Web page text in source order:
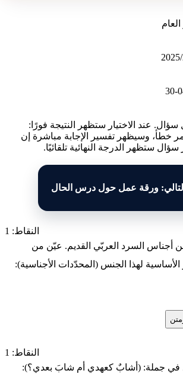
سؤال. عند الاختيار ستظهر النتيجة فورًا:
خطأ، وسيظهر تفسير الإجابة مباشرة إن
ستظهر الدرجة النهائية تلقائيًا.
التالي: ورقة عمل حول درس الحال
النقاط: 1
أجناس السرد العربّي القديم. عيّن من
الأساسية لهذا الجنس (المحدّدات الأجناسية):
النقاط: 1
في جملة: (أشابٌ كعهدي أم شابَ بعدي؟):